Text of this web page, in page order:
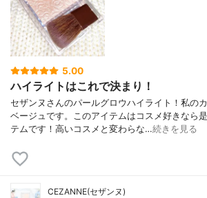
5.00
ハイライトはこれで決まり！
セザンヌさんのパールグロウハイライト！私の
ベージュです。このアイテムはコスメ好きなら
テムです！高いコスメと変わらな…続きを見る
CEZANNE(セザンヌ)